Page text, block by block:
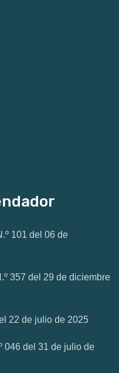
101 del 06 de
357 del 29 de diciembre
22 de julio de 2025
046 del 31 de julio de